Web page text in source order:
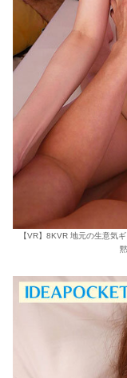
【VR】8KVR 地元の生意気